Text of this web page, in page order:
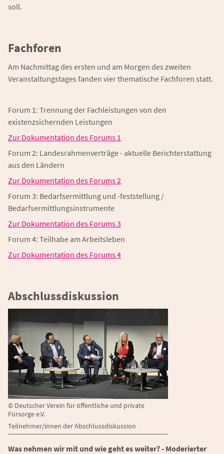
soll.
Fachforen
Am Nachmittag des ersten und am Morgen des zweiten
Veranstaltungstages fanden vier thematische Fachforen statt.
Forum 1: Trennung der Fachleistungen von den
existenzsichernden Leistungen
Zur Dokumentation des Forums 1
Forum 2: Landesrahmenverträge - aktuelle Berichterstattung
aus den Ländern
Zur Dokumentation des Forums 2
Forum 3: Bedarfsermittlung und -feststellung /
Bedarfsermittlungsinstrumente
Zur Dokumentation des Forums 3
Forum 4: Teilhabe am Arbeitsleben
Zur Dokumentation des Forums 4
Abschlussdiskussion
© Deutscher Verein für öffentliche und private
Fürsorge e.V.
Teilnehmer/innen der Abschlussdiskussion
Was nehmen wir mit und wie geht es weiter? - Moderierter